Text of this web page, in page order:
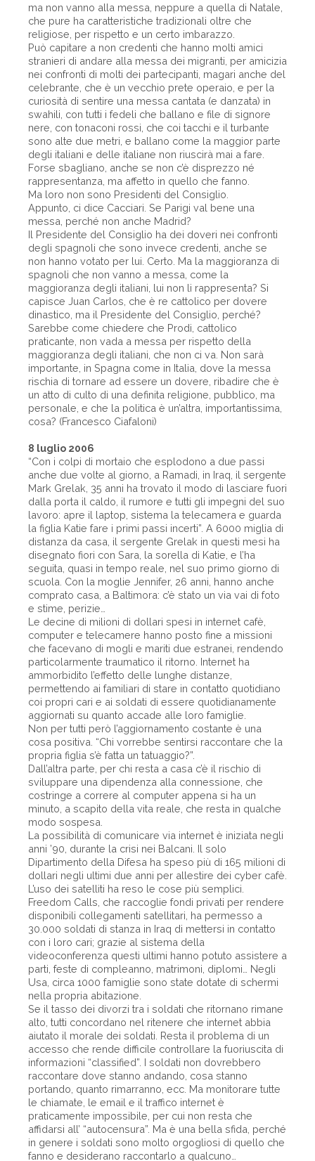
ma non vanno alla messa, neppure a quella di Natale,
che pure ha caratteristiche tradizionali oltre che
religiose, per rispetto e un certo imbarazzo.
Può capitare a non credenti che hanno molti amici
stranieri di andare alla messa dei migranti, per amicizia
nei confronti di molti dei partecipanti, magari anche del
celebrante, che è un vecchio prete operaio, e per la
curiosità di sentire una messa cantata (e danzata) in
swahili, con tutti i fedeli che ballano e file di signore
nere, con tonaconi rossi, che coi tacchi e il turbante
sono alte due metri, e ballano come la maggior parte
degli italiani e delle italiane non riuscirà mai a fare.
Forse sbagliano, anche se non c’è disprezzo né
rappresentanza, ma affetto in quello che fanno.
Ma loro non sono Presidenti del Consiglio.
Appunto, ci dice Cacciari. Se Parigi val bene una
messa, perché non anche Madrid?
Il Presidente del Consiglio ha dei doveri nei confronti
degli spagnoli che sono invece credenti, anche se
non hanno votato per lui. Certo. Ma la maggioranza di
spagnoli che non vanno a messa, come la
maggioranza degli italiani, lui non li rappresenta? Si
capisce Juan Carlos, che è re cattolico per dovere
dinastico, ma il Presidente del Consiglio, perché?
Sarebbe come chiedere che Prodi, cattolico
praticante, non vada a messa per rispetto della
maggioranza degli italiani, che non ci va. Non sarà
importante, in Spagna come in Italia, dove la messa
rischia di tornare ad essere un dovere, ribadire che è
un atto di culto di una definita religione, pubblico, ma
personale, e che la politica è un’altra, importantissima,
cosa? (Francesco Ciafaloni)
8 luglio 2006
“Con i colpi di mortaio che esplodono a due passi
anche due volte al giorno, a Ramadi, in Iraq, il sergente
Mark Grelak, 35 anni ha trovato il modo di lasciare fuori
dalla porta il caldo, il rumore e tutti gli impegni del suo
lavoro: apre il laptop, sistema la telecamera e guarda
la figlia Katie fare i primi passi incerti”. A 6000 miglia di
distanza da casa, il sergente Grelak in questi mesi ha
disegnato fiori con Sara, la sorella di Katie, e l’ha
seguita, quasi in tempo reale, nel suo primo giorno di
scuola. Con la moglie Jennifer, 26 anni, hanno anche
comprato casa, a Baltimora: c’è stato un via vai di foto
e stime, perizie…
Le decine di milioni di dollari spesi in internet cafè,
computer e telecamere hanno posto fine a missioni
che facevano di mogli e mariti due estranei, rendendo
particolarmente traumatico il ritorno. Internet ha
ammorbidito l’effetto delle lunghe distanze,
permettendo ai familiari di stare in contatto quotidiano
coi propri cari e ai soldati di essere quotidianamente
aggiornati su quanto accade alle loro famiglie.
Non per tutti però l’aggiornamento costante è una
cosa positiva. “Chi vorrebbe sentirsi raccontare che la
propria figlia s’è fatta un tatuaggio?”.
Dall’altra parte, per chi resta a casa c’è il rischio di
sviluppare una dipendenza alla connessione, che
costringe a correre al computer appena si ha un
minuto, a scapito della vita reale, che resta in qualche
modo sospesa.
La possibilità di comunicare via internet è iniziata negli
anni ’90, durante la crisi nei Balcani. Il solo
Dipartimento della Difesa ha speso più di 165 milioni di
dollari negli ultimi due anni per allestire dei cyber cafè.
L’uso dei satelliti ha reso le cose più semplici.
Freedom Calls, che raccoglie fondi privati per rendere
disponibili collegamenti satellitari, ha permesso a
30.000 soldati di stanza in Iraq di mettersi in contatto
con i loro cari; grazie al sistema della
videoconferenza questi ultimi hanno potuto assistere a
parti, feste di compleanno, matrimoni, diplomi… Negli
Usa, circa 1000 famiglie sono state dotate di schermi
nella propria abitazione.
Se il tasso dei divorzi tra i soldati che ritornano rimane
alto, tutti concordano nel ritenere che internet abbia
aiutato il morale dei soldati. Resta il problema di un
accesso che rende difficile controllare la fuoriuscita di
informazioni “classified”. I soldati non dovrebbero
raccontare dove stanno andando, cosa stanno
portando, quanto rimarranno, ecc. Ma monitorare tutte
le chiamate, le email e il traffico internet è
praticamente impossibile, per cui non resta che
affidarsi all’ “autocensura”. Ma è una bella sfida, perché
in genere i soldati sono molto orgogliosi di quello che
fanno e desiderano raccontarlo a qualcuno…